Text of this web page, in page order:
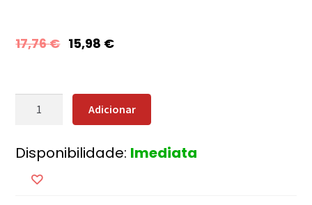
17,76€ 15,98 €
Quantidade
para
Sempre
Adicionar
Disponibilidade: Imediata